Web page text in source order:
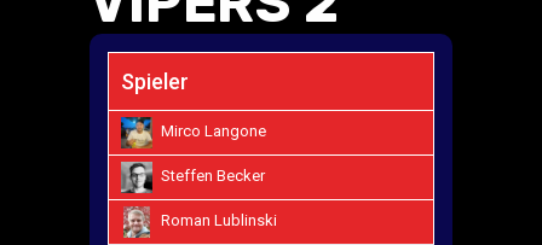
Spieler
Mirco Langone
Steffen Becker
Roman Lublinski